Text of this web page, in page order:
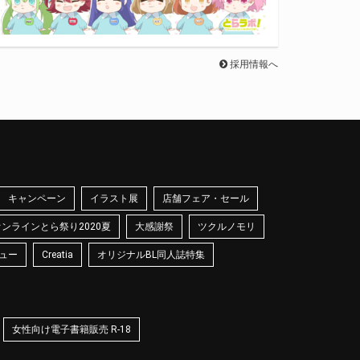
採用情報へ
キャンペーン イラスト展 店舗フェア・セール
ラインとら祭り2020夏 大感謝祭 ツクルノモリ
ー Creatia オリジナルBL同人誌特集
女性向け電子書籍販売 R-18